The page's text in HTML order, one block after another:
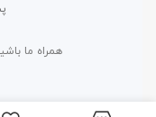
همراه ما